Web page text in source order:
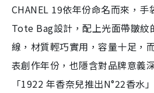
CHANEL 19依年份命名而來，手
Tote Bag設計，配上光面帶皺紋
線，材質輕巧實用，容量十足，
表創作年份，也隱含對品牌意義
「1922 年香奈兒推出N°22香水